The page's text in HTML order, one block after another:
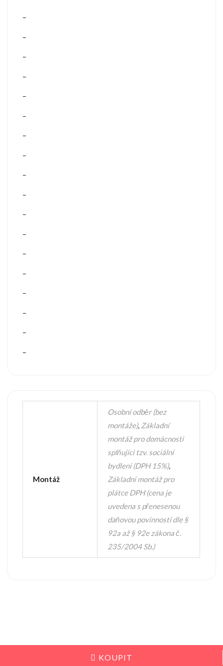
KOUPIT
–
–
–
–
–
–
–
–
–
–
–
–
–
–
–
–
–
–
Montáž
Osobní odběr (bez
montáže), Základní
montáž pro domácnosti
splňujíci tzv. sociální
bydlení (DPH 15%),
Základní montáž pro
plátce DPH (cena je
uvedena s přenesenou
daňovou povinností dle §
92a až § 92e zákona č.
235/2004 Sb.)